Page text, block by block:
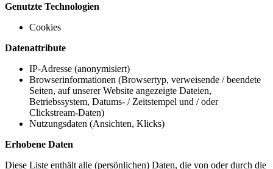
Genutzte Technologien
Cookies
Datenattribute
IP-Adresse (anonymisiert)
Browserinformationen (Browsertyp, verweisende / beendete
Seiten, auf unserer Website angezeigte Dateien,
Betriebssystem, Datums- / Zeitstempel und / oder
Clickstream-Daten)
Nutzungsdaten (Ansichten, Klicks)
Erhobene Daten
Diese Liste enthält alle (persönlichen) Daten, die von oder durch die